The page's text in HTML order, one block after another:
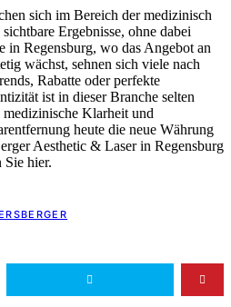
sich im Bereich der medizinisch
Ergebnisse, ohne dabei
in Regensburg, wo das Angebot an
wächst, sehnen sich viele nach
Rabatte oder perfekte
ist in dieser Branche selten
Klarheit und
heute die neue Währung
Aesthetic & Laser in Regensburg
Sie hier.